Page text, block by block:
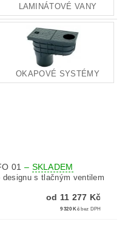
LAMINÁTOVÉ VANY
OKAPOVÉ SYSTÉMY
01 – SKLADEM
s tlačným ventilem
od 11 277 Kč
9 320 Kč bez DPH